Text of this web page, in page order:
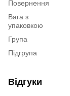
Повернення
Вага з
упаковкою
Група
Підгрупа
Відгуки